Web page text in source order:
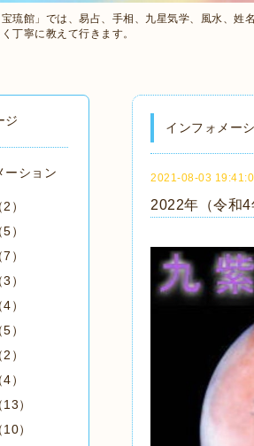
琉館」では、易占、手相、九星気学、風水、姓
丁寧に教えて行きます。
インフォメー
2021-08-03
2022年（令和
ジ
ーション
）
）
）
）
）
）
）
）
）
）